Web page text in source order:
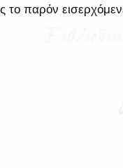
το παρόν